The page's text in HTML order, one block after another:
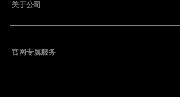
关于公司
官网专属服务